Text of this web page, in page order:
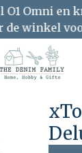
O1 Omni en
de winkel